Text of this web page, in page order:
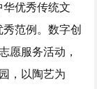
华优秀传统文
范例。数字创
愿服务活动，
，以陶艺为